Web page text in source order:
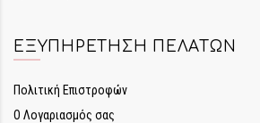
ΕΞΥΠΗΡΈΤΗΣΗ ΠΕΛΑΤΏΝ
Πολιτική Επιστροφών
Ο Λογαριασμός σας